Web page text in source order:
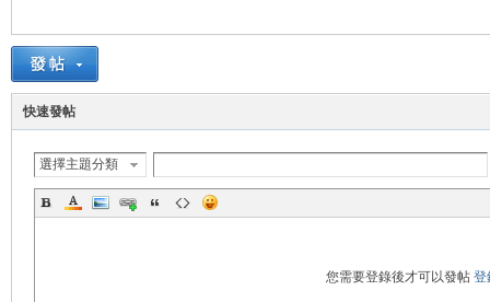
管
快速發帖
選擇主題分類
您需要登錄後才可以發帖 登